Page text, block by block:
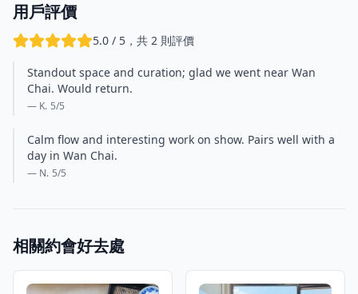
用戶評價
5.0 / 5，共 2 則評價
Standout space and curation; glad we went near Wan
Chai. Would return.
— K. 5/5
Calm flow and interesting work on show. Pairs well with a
day in Wan Chai.
— N. 5/5
相關約會好去處